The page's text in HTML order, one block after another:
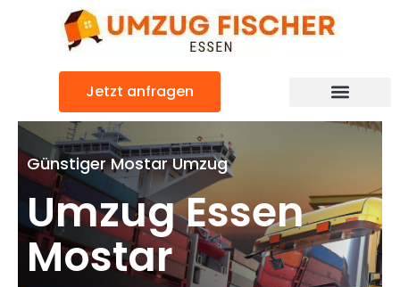
Jetzt anfragen
Günstiger Mostar Umzug
Umzug Essen
Mostar